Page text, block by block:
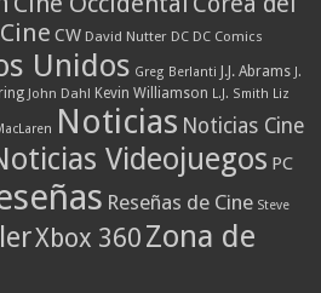
CW David Nutter DC DC Comics
Unidos Greg Berlanti J.J. Abrams J.
John Dahl Kevin Williamson L.J. Smith Liz
Noticias Noticias Cine
Videojuegos PC
Reseñas de Cine Steve
Xbox 360 Zona de